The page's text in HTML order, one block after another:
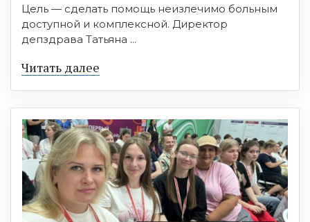
Цель — сделать помощь неизлечимо больным
доступной и комплексной. Директор
депздрава Татьяна ...
Читать далее